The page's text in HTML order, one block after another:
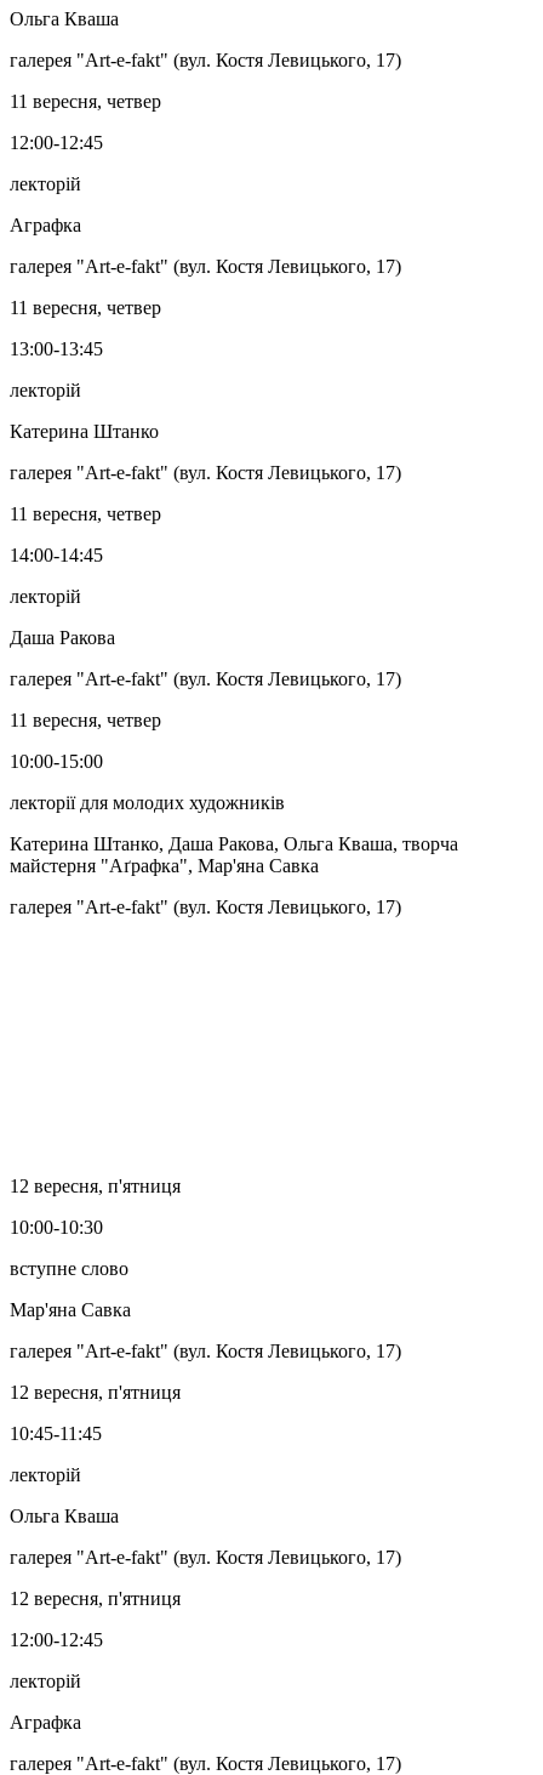
Ольга Кваша
галерея "Art-e-fakt" (вул. Костя Левицького, 17)
11 вересня, четвер
12:00-12:45
лекторій
Аграфка
галерея "Art-e-fakt" (вул. Костя Левицького, 17)
11 вересня, четвер
13:00-13:45
лекторій
Катерина Штанко
галерея "Art-e-fakt" (вул. Костя Левицького, 17)
11 вересня, четвер
14:00-14:45
лекторій
Даша Ракова
галерея "Art-e-fakt" (вул. Костя Левицького, 17)
11 вересня, четвер
10:00-15:00
лекторії для молодих художників
Катерина Штанко, Даша Ракова, Ольга Кваша, творча
майстерня "Аґрафка", Мар'яна Савка
галерея "Art-e-fakt" (вул. Костя Левицького, 17)
12 вересня, п'ятниця
10:00-10:30
вступне слово
Мар'яна Савка
галерея "Art-e-fakt" (вул. Костя Левицького, 17)
12 вересня, п'ятниця
10:45-11:45
лекторій
Ольга Кваша
галерея "Art-e-fakt" (вул. Костя Левицького, 17)
12 вересня, п'ятниця
12:00-12:45
лекторій
Аграфка
галерея "Art-e-fakt" (вул. Костя Левицького, 17)